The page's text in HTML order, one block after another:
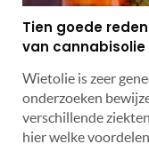
Tien goede
van cannabisolie
Wietolie is zeer
onderzoeken
verschillende
hier welke